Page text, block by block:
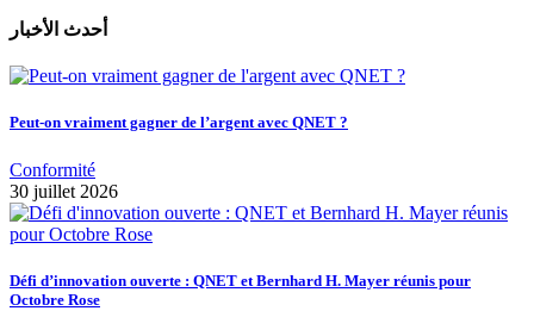
أحدث الأخبار
Peut-on vraiment gagner de l’argent avec QNET ?
Conformité
30 juillet 2026
Défi d’innovation ouverte : QNET et Bernhard H. Mayer réunis pour
Octobre Rose